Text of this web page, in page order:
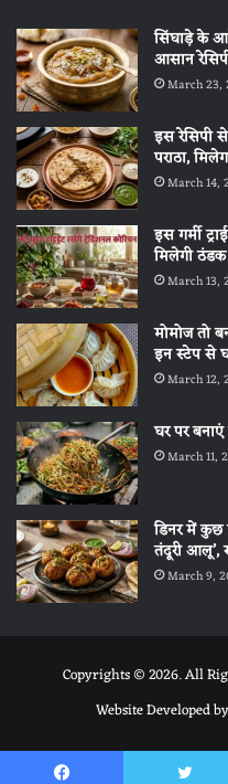
सिंघाड़े के
आसान
March 23,
इस रेसिपी
पराठा,
March 14,
इस गर्मी
मिलेगी
March 13,
मोमोज तो
इन स्टेप से
March 12,
घर पर बनाएं
March 11,
डिनर में कुछ
तंदूरी आलू’,
March 9,
Copyrights © 2026. All
Website Developed